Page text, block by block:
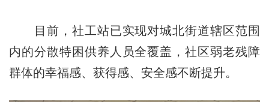
目前，社工站已实现对城北街道辖区范围
内的分散特困供养人员全覆盖，社区弱老残障
群体的幸福感、获得感、安全感不断提升。